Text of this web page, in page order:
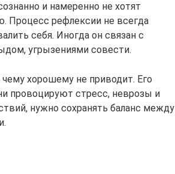
и намеренно не хотят
Процесс рефлексии не всегда
себя. Иногда он связан с
угрызениями совести.
хорошему не приводит. Его
провоцируют стресс, неврозы и
нужно сохранять баланс между